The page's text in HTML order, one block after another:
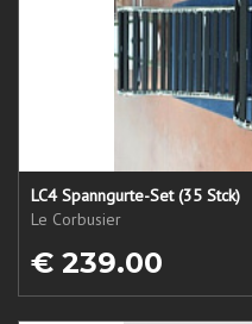
LC4 Spanngurte-Set (35 Stck)
Le Corbusier
€ 239.00